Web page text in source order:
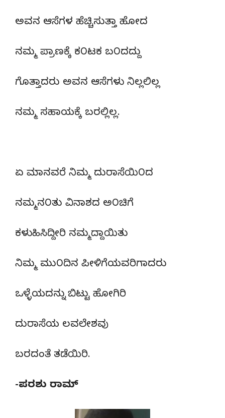
ಅವನ ಆಸೆಗಳ ಹೆಚ್ಚಿಸುತ್ತಾ ಹೋದ
ನಮ್ಮ ಪ್ರಾಣಕ್ಕೆ ಕ೦ಟಕ ಬ೦ದದ್ದು
ಗೊತ್ತಾದರು ಅವನ ಆಸೆಗಳು ನಿಲ್ಲಲಿಲ್ಲ
ನಮ್ಮ ಸಹಾಯಕ್ಕೆ ಬರಲ್ಲಿಲ್ಲ.
ಏ ಮಾನವರೆ ನಿಮ್ಮ ದುರಾಸೆಯಿ೦ದ
ನಮ್ಮನ೦ತು ವಿನಾಶದ ಅ೦ಚಿಗೆ
ಕಳುಹಿಸಿದ್ದೀರಿ ನಮ್ಮದ್ದಾಯಿತು
ನಿಮ್ಮ ಮು೦ದಿನ ಪೀಳಿಗೆಯವರಿಗಾದರು
ಒಳ್ಳೆಯದನ್ನು ಬಿಟ್ಟು ಹೋಗಿರಿ
ದುರಾಸೆಯ ಲವಲೇಶವು
ಬರದಂತೆ ತಡೆಯಿರಿ.
-ಪರಶು ರಾಮ್